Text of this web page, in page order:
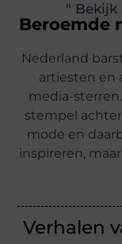
" Bekijk
Beroemde
Nederland
artiesten en
media-
stempel
mode en
inspireren,
Verhalen